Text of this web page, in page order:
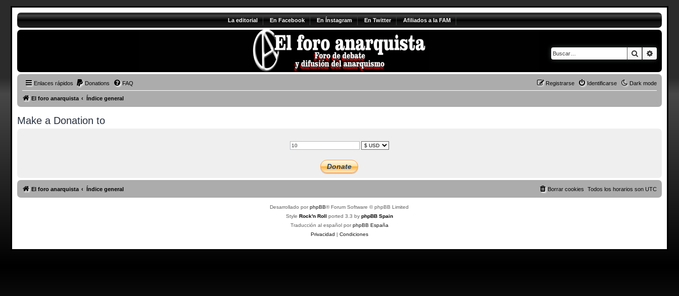
La editorial En Facebook En Ínstagram En Twitter Afiliados a la FAM
Buscar
Enlaces rápidos Dark mode
Donations FAQ Identificarse
Registrarse
El foro anarquista Índice general
Make a Donation to
El foro anarquista Índice general Todos los horarios sonUTC
Borrar cookies
Desarrollado porphpBB® Forum Software © phpBB Limited
Style Rock'n Roll ported 3.3 by phpBB Spain
Traducción al español porphpBB España
Privacidad | Condiciones